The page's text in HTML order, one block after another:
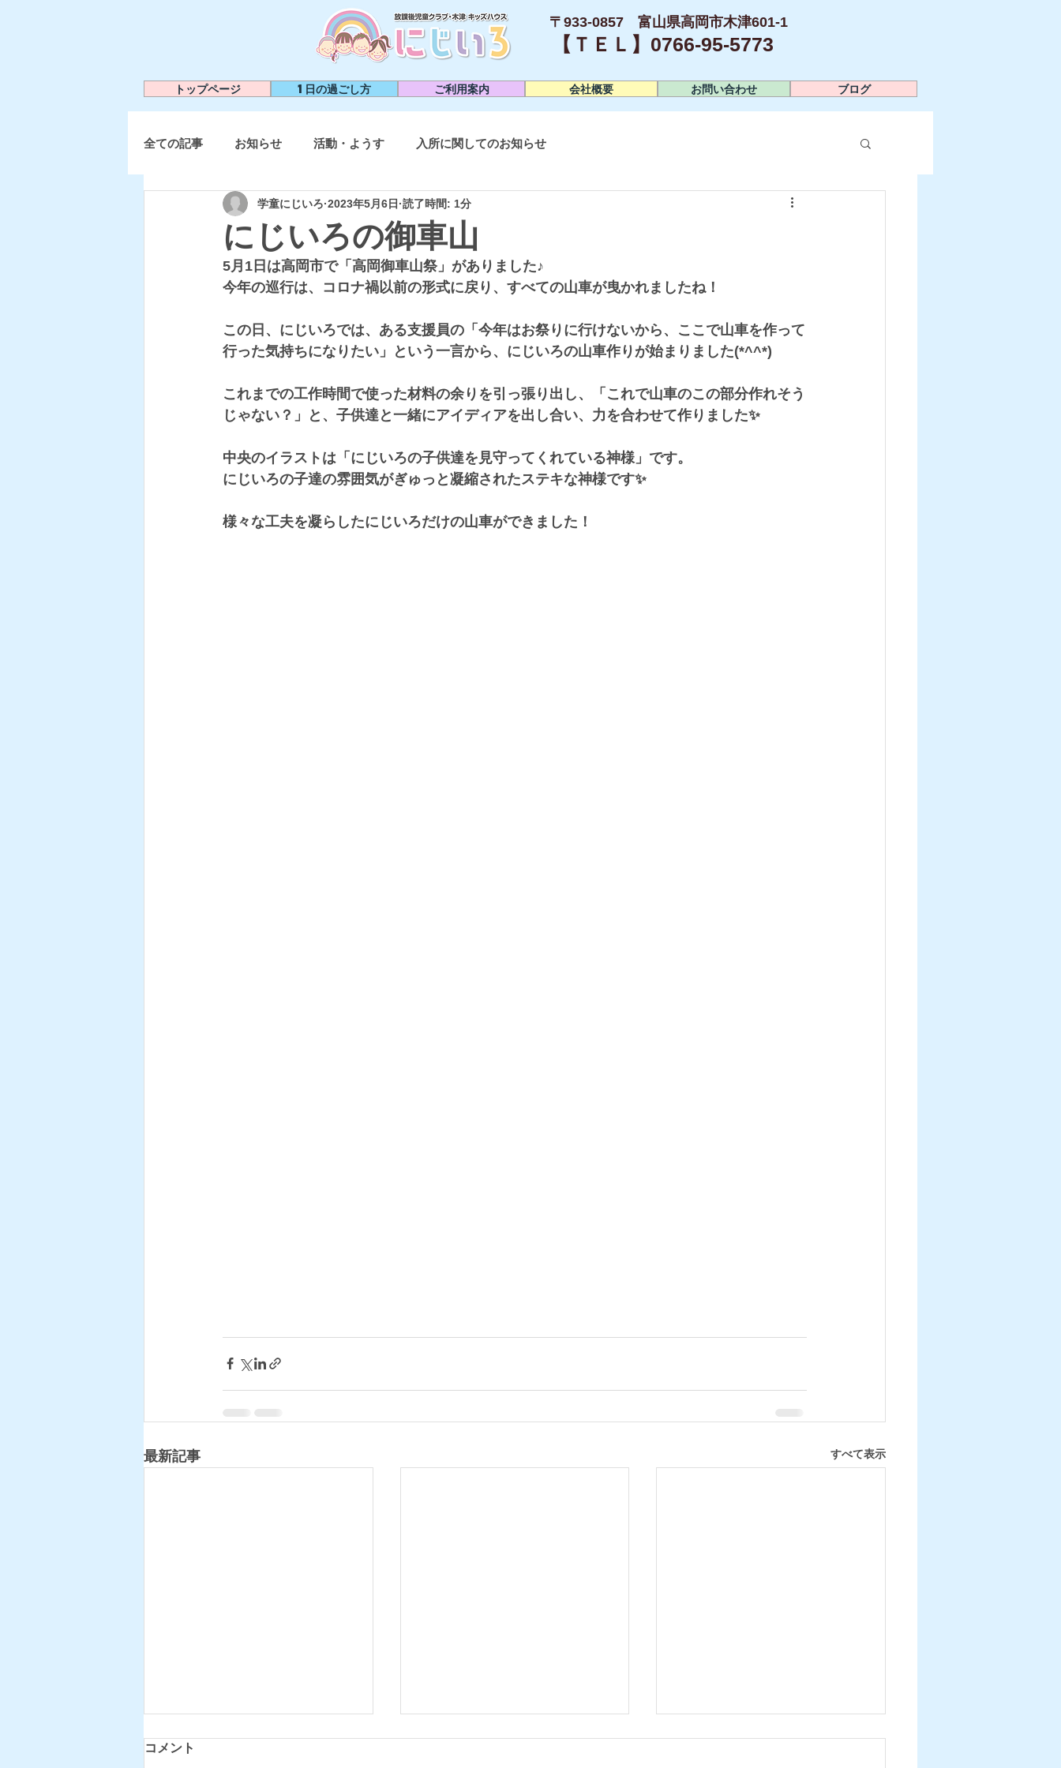
〒933-0857 富山県高岡市木津601-1
【ＴＥＬ】0766-95-5773​
トップページ 1日の過ごし方 ご利用案内 会社概要 お問い合わせ ブログ
全ての記事 お知らせ 活動・ようす 入所に関してのお知らせ
にじいろの御車山
学童にじいろ 2023年5月6日 読了時間: 1分
5月1日は高岡市で「高岡御車山祭」がありました♪
今年の巡行は、コロナ禍以前の形式に戻り、すべての山車が曳かれましたね！
この日、にじいろでは、ある支援員の「今年はお祭りに行けないから、ここで山車を作って
行った気持ちになりたい」という一言から、にじいろの山車作りが始まりました(*^^*)
これまでの工作時間で使った材料の余りを引っ張り出し、「これで山車のこの部分作れそう
じゃない？」と、子供達と一緒にアイディアを出し合い、力を合わせて作りました✨
中央のイラストは「にじいろの子供達を見守ってくれている神様」です。
にじいろの子達の雰囲気がぎゅっと凝縮されたステキな神様です✨
様々な工夫を凝らしたにじいろだけの山車ができました！
最新記事 すべて表示
コメント